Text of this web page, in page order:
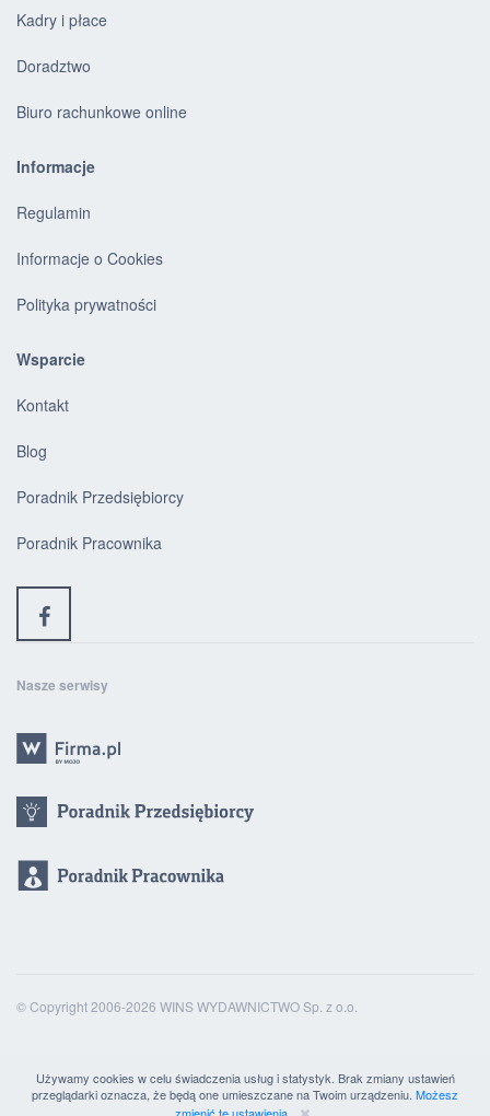
Kadry i płace
Doradztwo
Biuro rachunkowe online
Informacje
Regulamin
Informacje o Cookies
Polityka prywatności
Wsparcie
Kontakt
Blog
Poradnik Przedsiębiorcy
Poradnik Pracownika
Nasze serwisy
© Copyright 2006-2026 WINS WYDAWNICTWO Sp. z o.o.
Używamy cookies w celu świadczenia usług i statystyk. Brak zmiany ustawień
przeglądarki oznacza, że będą one umieszczane na Twoim urządzeniu. Możesz
zmienić te ustawienia.